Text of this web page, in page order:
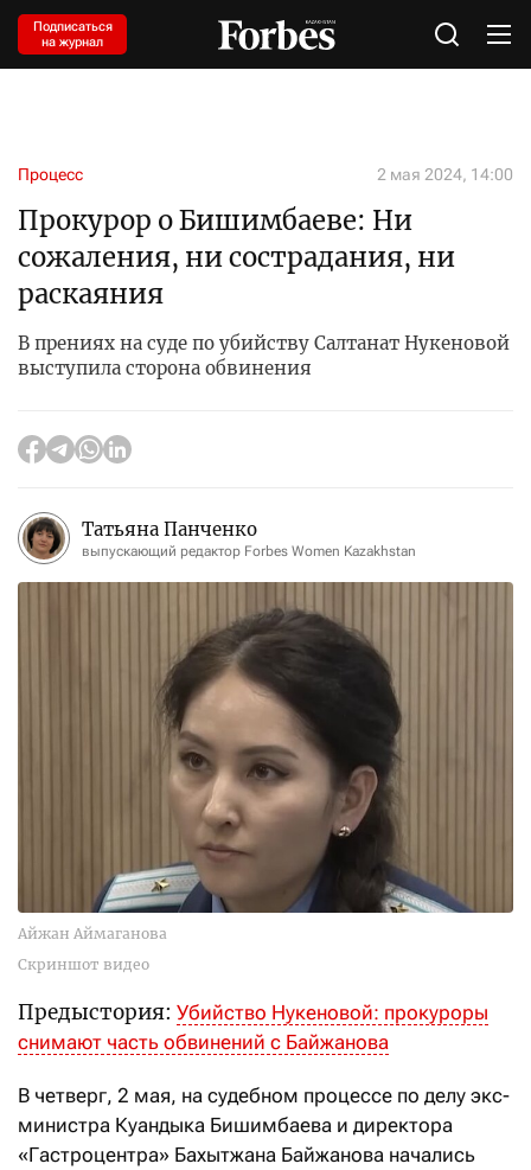
Подписаться
на журнал
Процесс 2 мая 2024, 14:00
Прокурор о Бишимбаеве: Ни
сожаления, ни сострадания, ни
раскаяния
В прениях на суде по убийству Салтанат Нукеновой
выступила сторона обвинения
Татьяна Панченко
выпускающий редактор Forbes Women Kazakhstan
Айжан Аймаганова
Скриншот видео
Предыстория: Убийство Нукеновой: прокуроры
снимают часть обвинений с Байжанова
В четверг, 2 мая, на судебном процессе по делу экс-
министра Куандыка Бишимбаева и директора
«Гастроцентра» Бахытжана Байжанова начались